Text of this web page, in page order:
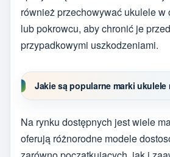
również przechowywać ukulele w
lub pokrowcu, aby chronić je
przypadkowymi uszkodzeniami.
Jakie są popularne marki ukulele
Na rynku dostępnych jest wiele
oferują różnorodne modele